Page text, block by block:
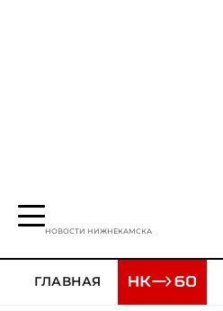
НОВОСТИ НИЖНЕКАМСКА
ГЛАВНАЯ